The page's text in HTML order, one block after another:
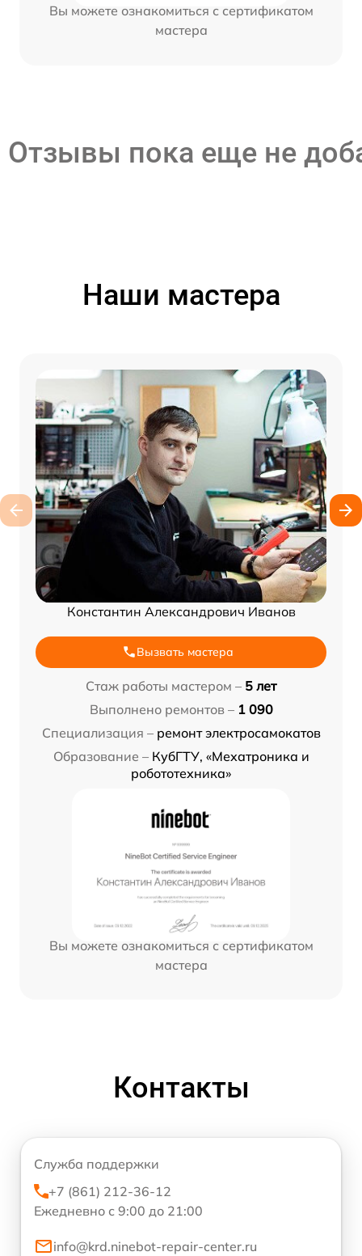
Вы можете ознакомиться с сертификатом
мастера
Отзывы пока еще не
Наши мастера
Константин Александрович Иванов
Вызвать мастера
Стаж работы мастером – 5 лет
Выполнено ремонтов – 1 090
Специализация – ремонт электросамокатов
Образование – КубГТУ, «Мехатроника и
робототехника»
Вы можете ознакомиться с сертификатом
мастера
Контакты
Служба поддержки
+7 (861) 212-36-12
Ежедневно с 9:00 до 21:00
info@krd.ninebot-repair-center.ru